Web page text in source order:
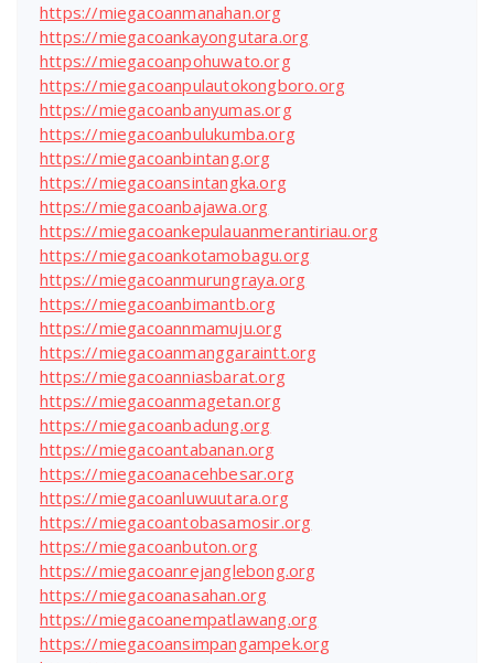
https://miegacoanmanahan.org
https://miegacoankayongutara.org
https://miegacoanpohuwato.org
https://miegacoanpulautokongboro.org
https://miegacoanbanyumas.org
https://miegacoanbulukumba.org
https://miegacoanbintang.org
https://miegacoansintangka.org
https://miegacoanbajawa.org
https://miegacoankepulauanmerantiriau.org
https://miegacoankotamobagu.org
https://miegacoanmurungraya.org
https://miegacoanbimantb.org
https://miegacoannmamuju.org
https://miegacoanmanggaraintt.org
https://miegacoanniasbarat.org
https://miegacoanmagetan.org
https://miegacoanbadung.org
https://miegacoantabanan.org
https://miegacoanacehbesar.org
https://miegacoanluwuutara.org
https://miegacoantobasamosir.org
https://miegacoanbuton.org
https://miegacoanrejanglebong.org
https://miegacoanasahan.org
https://miegacoanempatlawang.org
https://miegacoansimpangampek.org